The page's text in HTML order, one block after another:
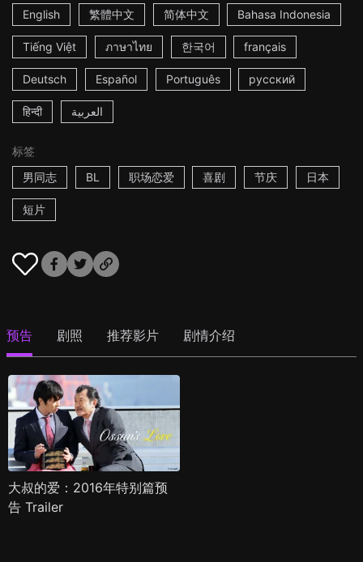
English
繁體中文 简体中文 Bahasa Indonesia
Tiếng Việt ภาษาไทย 한국어 français
Deutsch Español Português русский
हिन्दी العربية
标签
男同志
BL 职场恋爱 喜剧 节庆 日本
短片
预告 剧照 推荐影片 剧情介绍
大叔的爱：2016年特别篇预
告 Trailer